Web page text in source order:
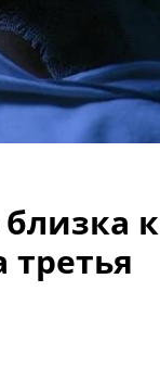
к